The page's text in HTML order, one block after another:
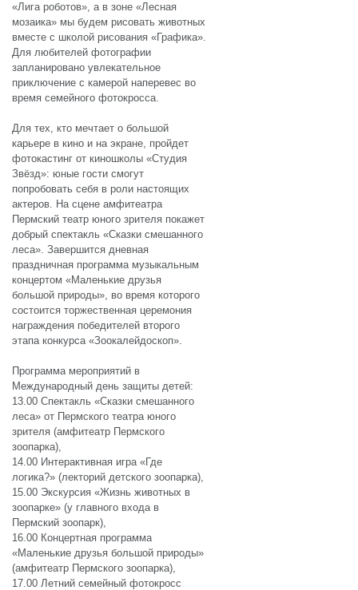
«Лига роботов», а в зоне «Лесная
мозаика» мы будем рисовать животных
вместе с школой рисования «Графика».
Для любителей фотографии
запланировано увлекательное
приключение с камерой наперевес во
время семейного фотокросса.
Для тех, кто мечтает о большой
карьере в кино и на экране, пройдет
фотокастинг от киношколы «Студия
Звёзд»: юные гости смогут
попробовать себя в роли настоящих
актеров. На сцене амфитеатра
Пермский театр юного зрителя покажет
добрый спектакль «Сказки смешанного
леса». Завершится дневная
праздничная программа музыкальным
концертом «Маленькие друзья
большой природы», во время которого
состоится торжественная церемония
награждения победителей второго
этапа конкурса «Зоокалейдоскоп».
Программа мероприятий в
Международный день защиты детей:
13.00 Спектакль «Сказки смешанного
леса» от Пермского театра юного
зрителя (амфитеатр Пермского
зоопарка),
14.00 Интерактивная игра «Где
логика?» (лекторий детского зоопарка),
15.00 Экскурсия «Жизнь животных в
зоопарке» (у главного входа в
Пермский зоопарк),
16.00 Концертная программа
«Маленькие друзья большой природы»
(амфитеатр Пермского зоопарка),
17.00 Летний семейный фотокросс